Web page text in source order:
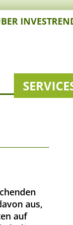
aus,
auf